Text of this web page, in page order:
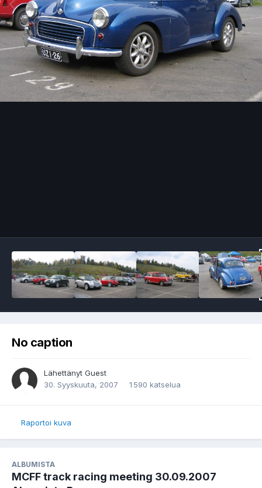
No caption
Lähettänyt Guest
30. Syyskuuta, 2007
1 590 katselua
Raportoi kuva
ALBUMISTA
MCFF track racing meeting 30.09.2007